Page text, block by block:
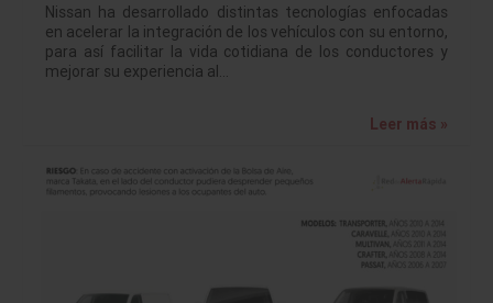
Nissan ha desarrollado distintas tecnologías enfocadas
en acelerar la integración de los vehículos con su entorno,
para así facilitar la vida cotidiana de los conductores y
mejorar su experiencia al…
Leer más »